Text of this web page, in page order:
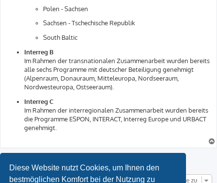
Diese Website nutzt Cookies, um Ihnen den
bestmöglichen Komfort bei der Nutzung zu
Polen - Sachsen
Sachsen - Tschechische Republik
South Baltic
Interreg B
Im Rahmen der transnationalen Zusammenarbeit wurden bereits
alle sechs Programme mit deutscher Beteiligung genehmigt
(Alpenraum, Donauraum, Mitteleuropa, Nordseeraum,
Nordwesteuropa, Ostseeraum).
Interreg C
Im Rahmen der interregionalen Zusammenarbeit wurden bereits
die Programme ESPON, INTERACT, Interreg Europe und URBACT
genehmigt.
Gehe zu